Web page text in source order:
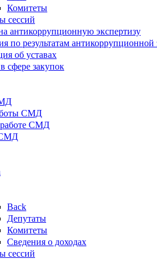
Комитеты
сессий
антикоррупционную экспертизу
по результатам антикоррупционной
об уставах
сфере закупок
СМД
СМД
Back
Депутаты
Комитеты
Сведения о доходах
сессий